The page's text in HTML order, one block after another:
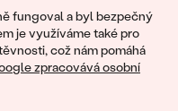
fungoval a byl bezpečný
je využíváme také pro
což nám pomáhá
zpracovává osobní